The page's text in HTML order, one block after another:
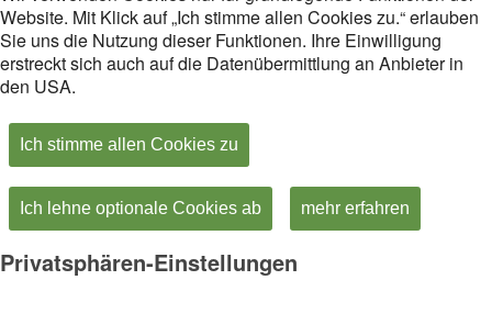
Website. Mit Klick auf „Ich stimme allen Cookies zu.“ erlauben
Sie uns die Nutzung dieser Funktionen. Ihre Einwilligung
erstreckt sich auch auf die Datenübermittlung an Anbieter in
den USA.
Ich stimme allen Cookies zu
Ich lehne optionale Cookies ab mehr erfahren
Privatsphären-Einstellungen